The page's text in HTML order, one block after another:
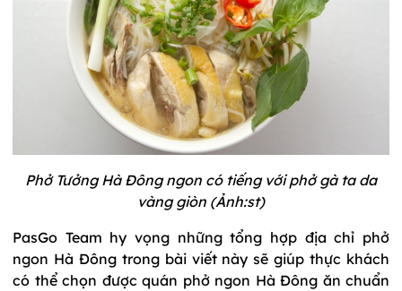
Phở Tưởng Hà Đông ngon có tiếng với phở gà ta da
vàng giòn (Ảnh:st)
PasGo Team hy vọng những tổng hợp địa chỉ phở
ngon Hà Đông trong bài viết này sẽ giúp thực khách
có thể chọn được quán phở ngon Hà Đông ăn chuẩn